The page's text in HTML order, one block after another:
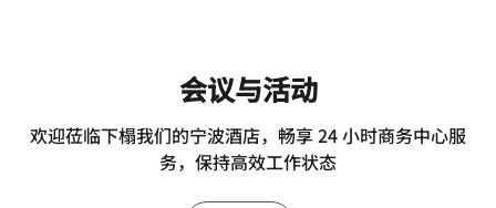
会议与活动
欢迎莅临下榻我们的宁波酒店，畅享 24 小时商务中心服
务，保持高效工作状态